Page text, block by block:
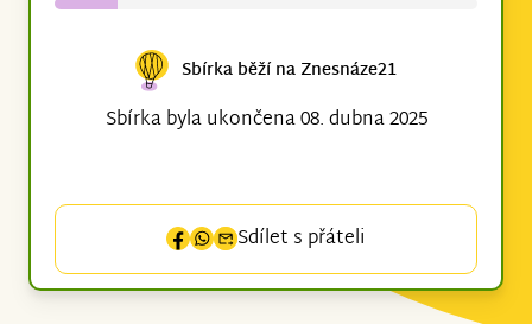
Sbírka běží na Znesnáze21
Sbírka byla ukončena 08. dubna 2025
Sdílet s přáteli